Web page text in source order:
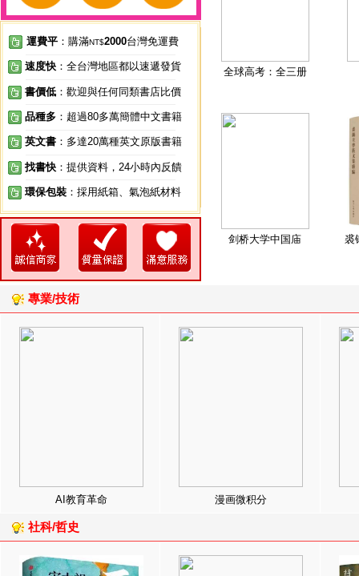
運費平 ：購滿NT$2000台灣免運費
速度快 ：全台灣地區都以速遞發貨
書價低 ：歡迎與任何同類書店比價
品種多 ：超過80多萬簡體中文書籍
英文書 ：多達20萬種英文原版書籍
找書快 ：提供資料，24小時內反饋
環保包裝 ：採用紙箱、氣泡紙材料
全球高考：全三册
剑桥大学中国庙 裘
專業/技術
AI教育革命 漫画微积分
社科/哲史